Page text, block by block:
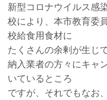
新型コロナウイルス感
校により、本市教育委
校給食用食材に
たくさんの余剰が生じ
納入業者の方々にキャ
いているところ
ですが、それでもなお